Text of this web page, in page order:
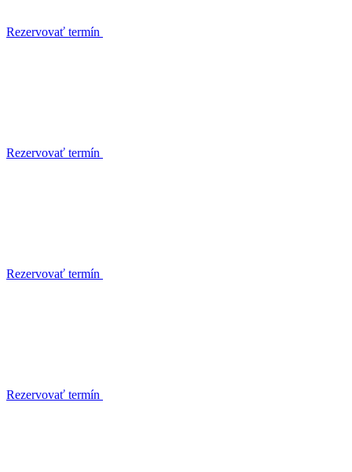
Rezervovať termín
Rezervovať termín
Rezervovať termín
Rezervovať termín